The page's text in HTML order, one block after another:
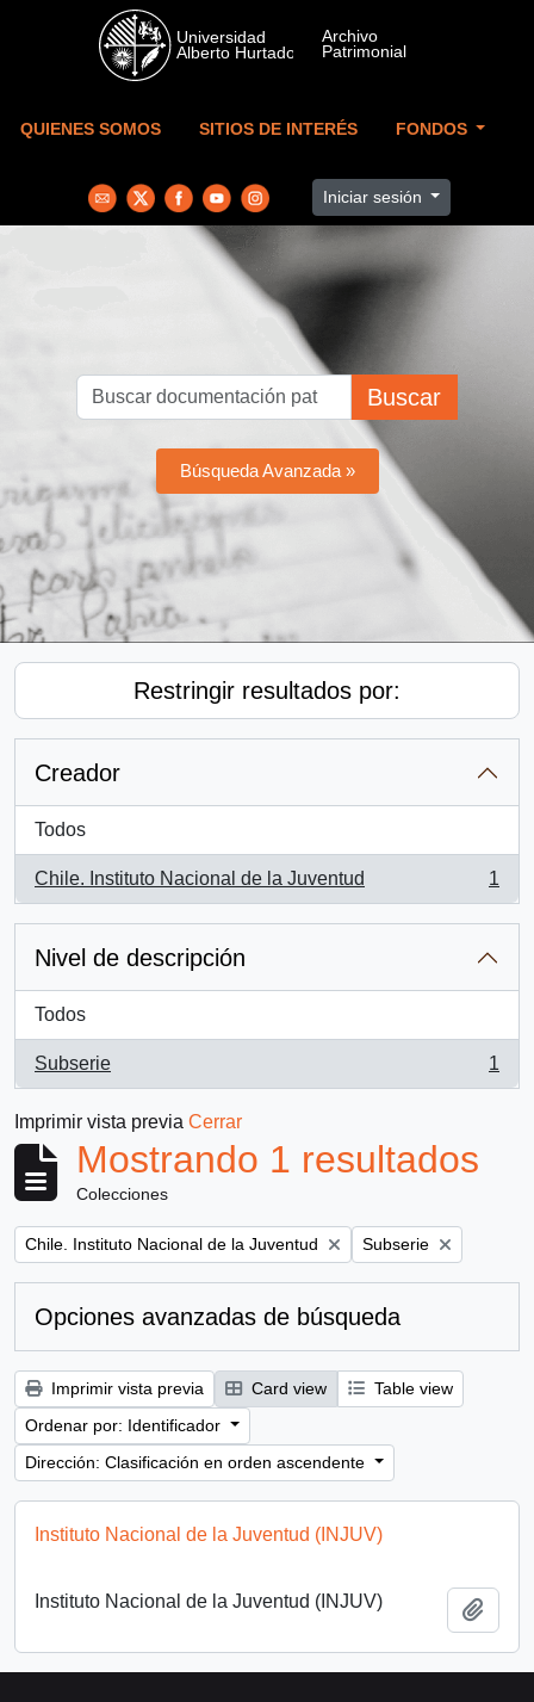
Skip to main content
QUIENES SOMOS SITIOS DE INTERÉS FONDOS
Iniciar sesión
Buscar
Búsqueda Avanzada »
Restringir resultados por:
Creador
Todos
Chile. Instituto Nacional de la Juventud
, 1 resultados
1
Nivel de descripción
Todos
Subserie
, 1 resultados
1
Imprimir vista previa Cerrar
Mostrando 1 resultados
Colecciones
Remove filter:
Chile. Instituto Nacional de la Juventud Remove filter:
Subserie
Opciones avanzadas de búsqueda
Imprimir vista previa Card view
Table view
Ordenar por: Identificador
Dirección: Clasificación en orden ascendente
Instituto Nacional de la Juventud (INJUV)
Instituto Nacional de la Juventud (INJUV)